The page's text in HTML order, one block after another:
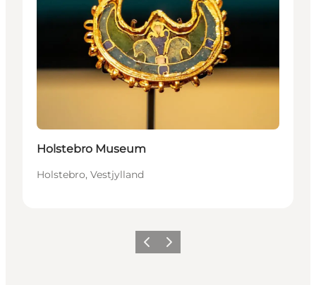
Holstebro Museum
Holstebro, Vestjylland
ForrigeNæste